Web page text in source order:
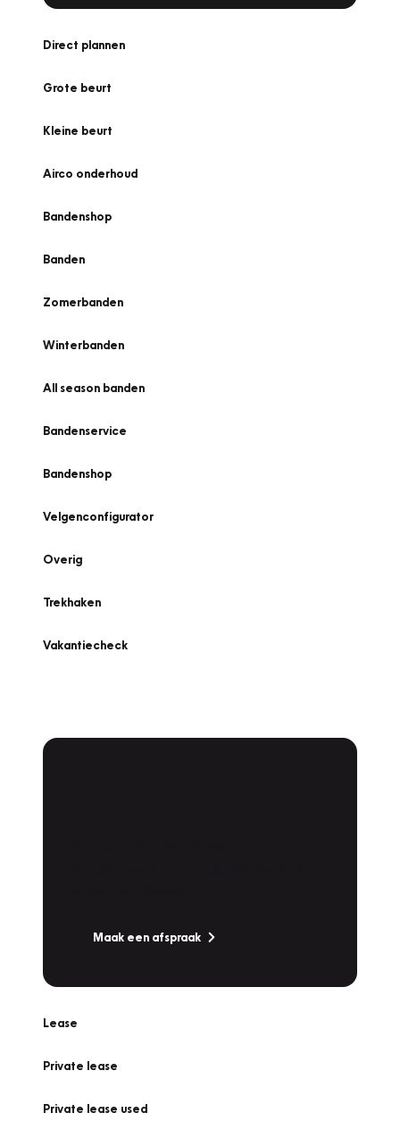
Direct plannen
Grote beurt
Kleine beurt
Airco onderhoud
Bandenshop
Banden
Zomerbanden
Winterbanden
All season banden
Bandenservice
Bandenshop
Velgenconfigurator
Overig
Trekhaken
Vakantiecheck
Maak een afspraak
Lease
Private lease
Private lease used